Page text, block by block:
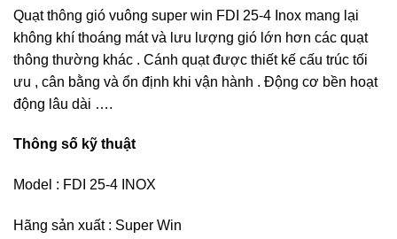
Quạt thông gió vuông super win FDI 25-4 Inox mang lại
không khí thoáng mát và lưu lượng gió lớn hơn các quạt
thông thường khác . Cánh quạt được thiết kế cấu trúc tối
ưu , cân bằng và ổn định khi vận hành . Động cơ bền hoạt
động lâu dài ….
Thông số kỹ thuật
Model : FDI 25-4 INOX
Hãng sản xuất : Super Win